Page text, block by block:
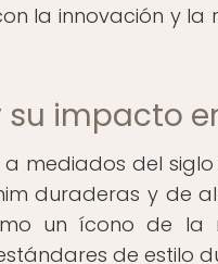
la innovación y
su impacto
a mediados del
duraderas y de
un ícono de la
de estilo